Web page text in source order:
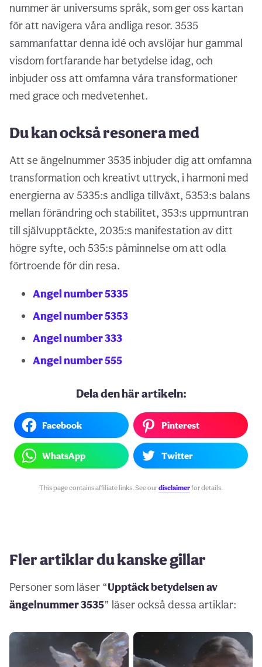
nummer är universums språk, som ger oss kartan
för att navigera våra andliga resor. 3535
sammanfattar denna idé och avslöjar hur gammal
visdom fortfarande har betydelse idag, och
inbjuder oss att omfamna våra transformationer
med grace och medvetenhet.
Du kan också resonera med
Att se ängelnummer 3535 inbjuder dig att omfamna
transformation och kreativt uttryck, i harmoni med
energierna av 5335:s andliga tillväxt, 5353:s balans
mellan förändring och stabilitet, 353:s uppmuntran
till självupptäckte, 2035:s manifestation av ditt
högre syfte, och 535:s påminnelse om att odla
förtroende för din resa.
Angel number 5335
Angel number 5353
Angel number 333
Angel number 555
Dela den här artikeln:
Facebook Pinterest
WhatsApp Twitter
This page contains affiliate links. See ourdisclaimerfor details.
Fler artiklar du kanske gillar
Personer som läser “Upptäck betydelsen av
ängelnummer 3535” läser också dessa artiklar: